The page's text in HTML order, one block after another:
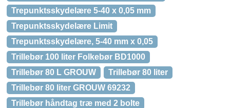
Trepunktsskydelære 5-40 x 0,05 mm
Trepunktsskydelære Limit
Trepunktsskydelære, 5-40 mm x 0,05
Trillebør 100 liter Folkebør BD1000
Trillebør 80 L GROUW
Trillebør 80 liter
Trillebør 80 liter GROUW 69232
Trillebør håndtag træ med 2 bolte